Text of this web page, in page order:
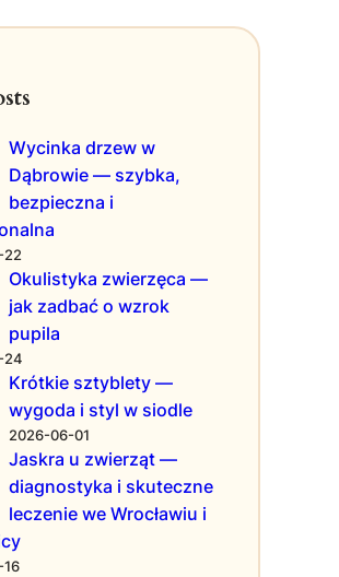
y
c
e
l
a
a
r
e
i
s
u
e
j
w
z
e
t
r
n
w
d
o
b
i
e
n
Wycinka drzew w
Dąbrowie — szybka,
bezpieczna i
22
Okulistyka zwierzęca —
jak zadbać o wzrok
pupila
24
Krótkie sztyblety —
wygoda i styl w siodle
2026-06-01
Jaskra u zwierząt —
diagnostyka i skuteczne
leczenie we Wrocławiu i